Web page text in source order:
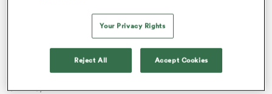
Avec ce succès, Colomiers reprend la tête du
classement avec un point d’avance sur Vannes,
vainqueur la veille à Dax (16-15), et deux sur Brive (3e),
Oyonnaxavec bonus offensif (33-18).
Nevers, également bonifié face à Soyaux-Angoulême
(33-10), suit en embuscade.
Your Privacy Rights
Reject All Accept Cookies